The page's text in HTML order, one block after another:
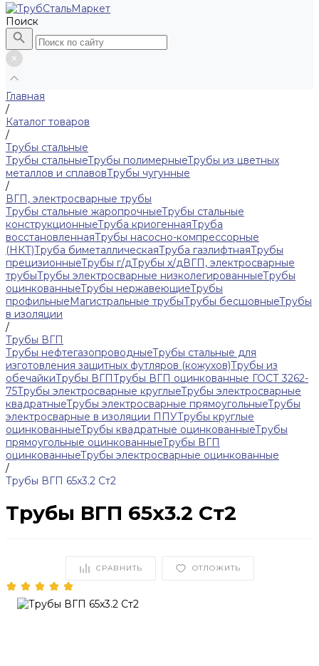
Поиск
Главная
/
Каталог товаров
/
Трубы стальные
Трубы стальныеТрубы полимерныеТрубы из цветных
металлов и сплавовТрубы чугунные
/
ВГП, электросварные трубы
Трубы стальные жаропрочныеТрубы стальные
конструкционныеТруба криогеннаяТруба
восстановленнаяТрубы насосно-компрессорные
(НКТ)Труба биметаллическаяТруба газлифтнаяТрубы
прецизионныеТрубы г/дТрубы х/дВГП, электросварные
трубыТрубы электросварные низколегированныеТрубы
оцинкованныеТрубы нержавеющиеТрубы
профильныеМагистральные трубыТрубы бесшовныеТрубы
в изоляции
/
Трубы ВГП
Трубы нефтегазопроводныеТрубы стальные для
изготовления защитных футляров (кожухов)Трубы из
обечайкиТрубы ВГПТрубы ВГП оцинкованные ГОСТ 3262-
75Трубы электросварные круглыеТрубы электросварные
квадратныеТрубы электросварные прямоугольныеТрубы
электросварные в изоляции ППУТрубы круглые
оцинкованныеТрубы квадратные оцинкованныеТрубы
прямоугольные оцинкованныеТрубы ВГП
оцинкованныеТрубы электросварные оцинкованные
/
Трубы ВГП 65x3.2 Ст2
Трубы ВГП 65x3.2 Ст2
СРАВНИТЬ ОТЛОЖИТЬ